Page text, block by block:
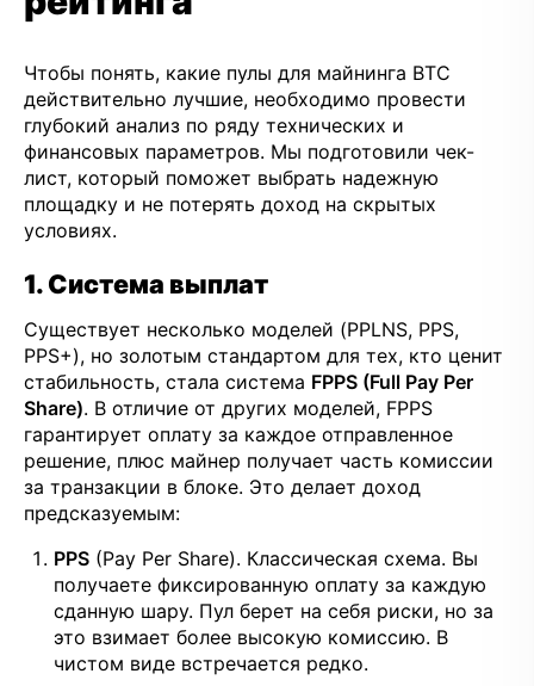
Чтобы понять, какие пулы для майнинга BTC
действительно лучшие, необходимо провести
глубокий анализ по ряду технических и
финансовых параметров. Мы подготовили чек-
лист, который поможет выбрать надежную
площадку и не потерять доход на скрытых
условиях.
1. Система выплат
Существует несколько моделей (PPLNS, PPS,
PPS+), но золотым стандартом для тех, кто ценит
стабильность, стала система FPPS (Full Pay Per
Share). В отличие от других моделей, FPPS
гарантирует оплату за каждое отправленное
решение, плюс майнер получает часть комиссии
за транзакции в блоке. Это делает доход
предсказуемым:
PPS (Pay Per Share). Классическая схема. Вы
получаете фиксированную оплату за каждую
сданную шару. Пул берет на себя риски, но за
это взимает более высокую комиссию. В
чистом виде встречается редко.